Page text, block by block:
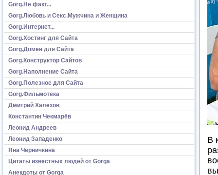
Gorg.Не факт...
Gorg.Любовь и Секс.Мужчина и Женщина
Gorg.Интернет...
Gorg.Хостинг для Сайта
Gorg.Домен для Сайта
Gorg.Конструктор Сайтов
Gorg.Наполнение Сайта
Gorg.Полезное для Сайта
Gorg.Фильмотека
Дмитрий Халезов
Константин Чекмарёв
Леонид Андреев
Леонид Западенко
Яна Черничкина
Цитаты известных людей от Gorga
Анекдоты от Gorga
В